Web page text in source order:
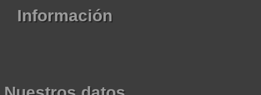
Información